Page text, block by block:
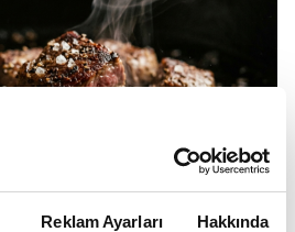
Reklam Ayarları Hakkında